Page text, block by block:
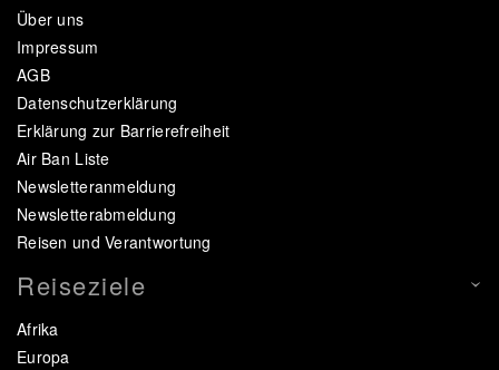
Über uns
Impressum
AGB
Datenschutzerklärung
Erklärung zur Barrierefreiheit
Air Ban Liste
Newsletteranmeldung
Newsletterabmeldung
Reisen und Verantwortung
Reiseziele
Afrika
Europa